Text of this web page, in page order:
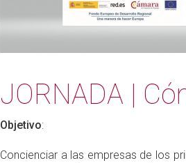
JORNADA |
Objetivo:
Concienciar a las empresas de los